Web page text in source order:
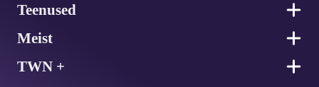
Teenused
Meist
TWN +